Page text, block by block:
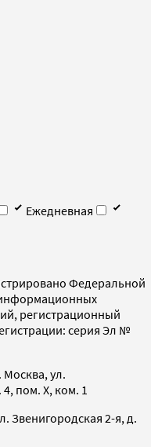
Ежедневная
Федеральной
регистрационный
серия Эл №
Москва, ул.
пом. X, ком. 1
Звенигородская 2-я, д.